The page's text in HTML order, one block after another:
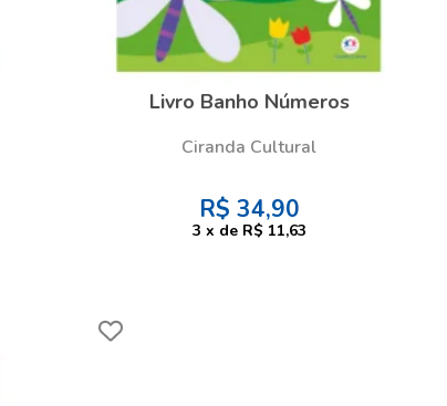
Livro Banho Números
Ciranda Cultural
R$ 34,90
3 x de R$ 11,63